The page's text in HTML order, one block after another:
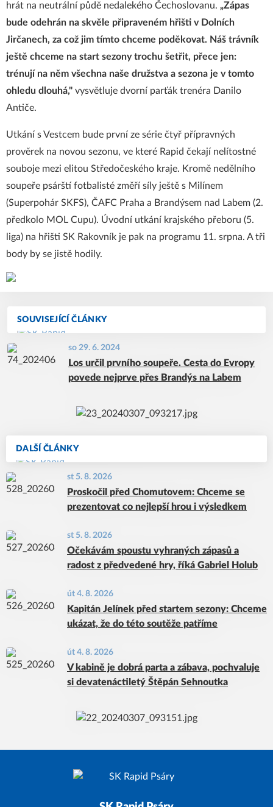
DALŠÍ ČLÁNKY
st 5. 8. 2026
Proskočil před Chomutovem: Chceme se
prezentovat co nejlepší hrou i výsledkem
st 5. 8. 2026
Očekávám spoustu vyhraných zápasů a
radost z předvedené hry, říká Gabriel Holub
út 4. 8. 2026
Kapitán Jelínek před startem sezony: Chceme
ukázat, že do této soutěže patříme
út 4. 8. 2026
V kabině je dobrá parta a zábava, pochvaluje
si devatenáctiletý Štěpán Sehnoutka
hrát na neutrální půdě nedalekého Čechoslovanu. „Zápas
bude odehrán na skvěle připraveném hřišti v Dolních
Jirčanech, za což jim tímto chceme poděkovat. Náš trávník
ještě chceme na start sezony trochu šetřit, přece jen:
trénují na něm všechna naše družstva a sezona je v tomto
ohledu dlouhá," vysvětluje dvorní parťák trenéra Danilo
Antiče.
Utkání s Vestcem bude první ze série čtyř přípravných
prověrek na novou sezonu, ve které Rapid čekají nelítostné
souboje mezi elitou Středočeského kraje. Kromě nedělního
soupeře psárští fotbalisté změří síly ještě s Milínem
(Superpohár SKFS), ČAFC Praha a Brandýsem nad Labem (2.
předkolo MOL Cupu). Úvodní utkání krajského přeboru (5.
liga) na hřišti SK Rakovník je pak na programu 11. srpna. A tři
body by se jistě hodily.
SOUVISEJÍCÍ ČLÁNKY
so 29. 6. 2024
Los určil prvního soupeře. Cesta do Evropy
povede nejprve přes Brandýs na Labem